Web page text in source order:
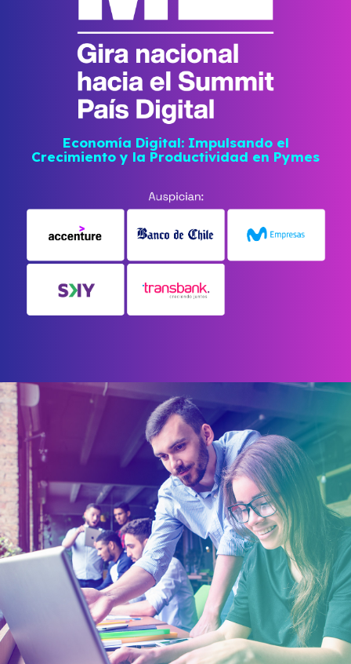
Economía Digital: Impulsando el
Crecimiento y la Productividad en Pymes